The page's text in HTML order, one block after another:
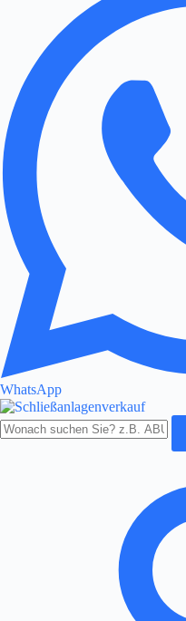
WhatsApp
Produkte
durchsuchen